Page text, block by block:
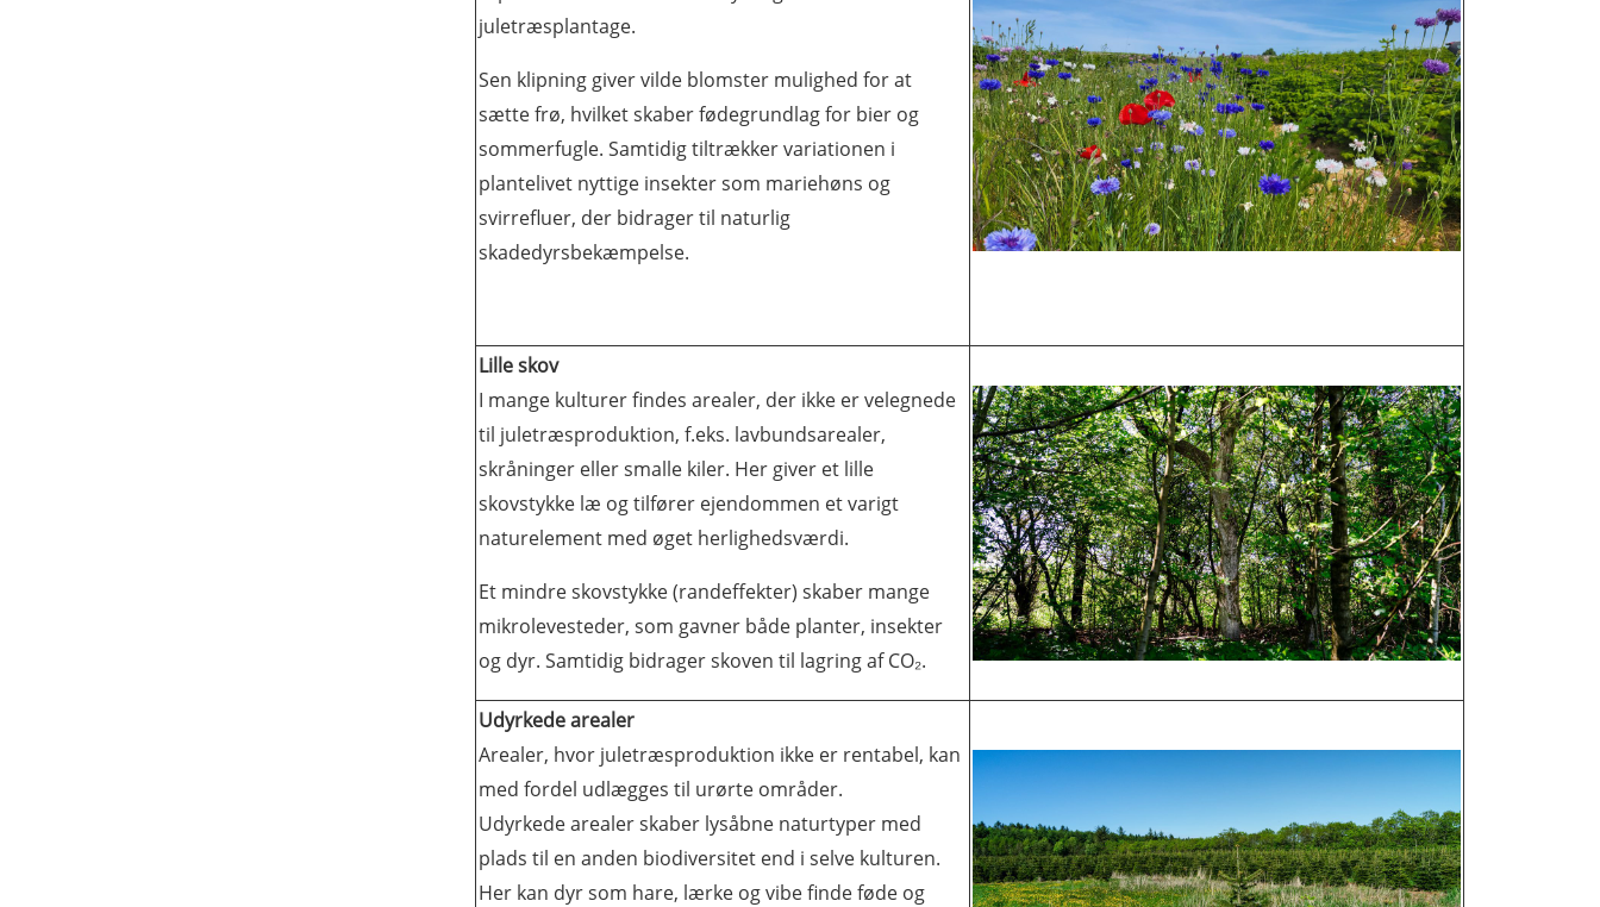
juletræsplantage.
Sen klipning giver vilde blomster mulighed for at
sætte frø, hvilket skaber fødegrundlag for bier og
sommerfugle. Samtidig tiltrækker variationen i
plantelivet nyttige insekter som mariehøns og
svirrefluer, der bidrager til naturlig
skadedyrsbekæmpelse.
Lille skov
I mange kulturer findes arealer, der ikke er velegnede
til juletræsproduktion, f.eks. lavbundsarealer,
skråninger eller smalle kiler. Her giver et lille
skovstykke læ og tilfører ejendommen et varigt
naturelement med øget herlighedsværdi.
Et mindre skovstykke (randeffekter) skaber mange
mikrolevesteder, som gavner både planter, insekter
og dyr. Samtidig bidrager skoven til lagring af CO₂.
Udyrkede arealer
Arealer, hvor juletræsproduktion ikke er rentabel, kan
med fordel udlægges til urørte områder.
Udyrkede arealer skaber lysåbne naturtyper med
plads til en anden biodiversitet end i selve kulturen.
Her kan dyr som hare, lærke og vibe finde føde og